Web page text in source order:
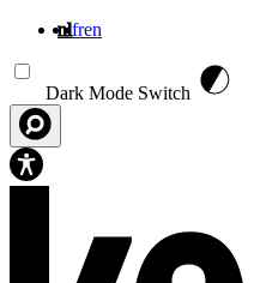
nlfren
Dark Mode Switch